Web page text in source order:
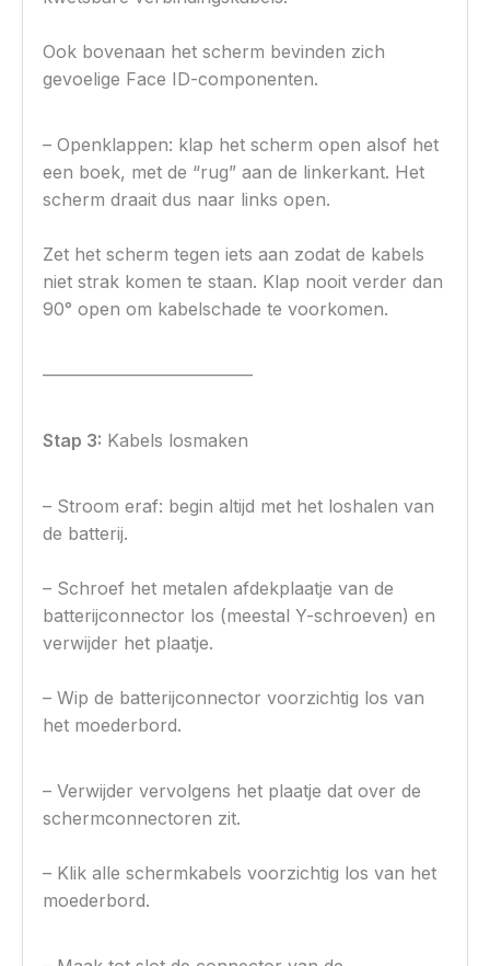
Ook bovenaan het scherm bevinden zich
gevoelige Face ID-componenten.
– Openklappen: klap het scherm open alsof het
een boek, met de “rug” aan de linkerkant. Het
scherm draait dus naar links open.
Zet het scherm tegen iets aan zodat de kabels
niet strak komen te staan. Klap nooit verder dan
90° open om kabelschade te voorkomen.
————————————
Stap 3: Kabels losmaken
– Stroom eraf: begin altijd met het loshalen van
de batterij.
– Schroef het metalen afdekplaatje van de
batterijconnector los (meestal Y-schroeven) en
verwijder het plaatje.
– Wip de batterijconnector voorzichtig los van
het moederbord.
– Verwijder vervolgens het plaatje dat over de
schermconnectoren zit.
– Klik alle schermkabels voorzichtig los van het
moederbord.